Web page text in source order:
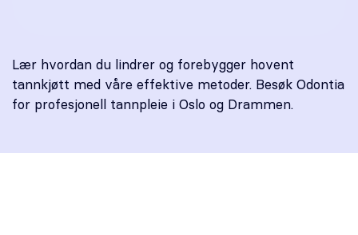
Om oss
Lær hvordan du lindrer og forebygger hovent
tannkjøtt med våre effektive metoder. Besøk Odontia
for profesjonell tannpleie i Oslo og Drammen.